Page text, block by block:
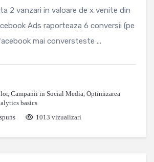
2 vanzari in valoare de x venite din
Ads raporteaza 6 conversii (pe
mai conversteste ...
, Campanii in Social Media, Optimizarea
basics
1013 vizualizari